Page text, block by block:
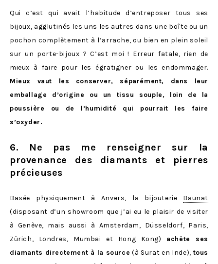
Qui c’est qui avait l’habitude d’entreposer tous ses
bijoux, agglutinés les uns les autres dans une boîte ou un
pochon complètement à l’arrache, ou bien en plein soleil
sur un porte-bijoux ? C’est moi ! Erreur fatale, rien de
mieux à faire pour les égratigner ou les endommager.
Mieux vaut les conserver, séparément, dans leur
emballage d’origine ou un tissu souple, loin de la
poussière ou de l’humidité qui pourrait les faire
s’oxyder.
6. Ne pas me renseigner sur la
provenance des diamants et pierres
précieuses
Basée physiquement à Anvers, la bijouterie Baunat
(disposant d’un showroom que j’ai eu le plaisir de visiter
à Genève, mais aussi à Amsterdam, Düsseldorf, Paris,
Zürich, Londres, Mumbai et Hong Kong) achète ses
diamants directement à la source (à Surat en Inde), tous